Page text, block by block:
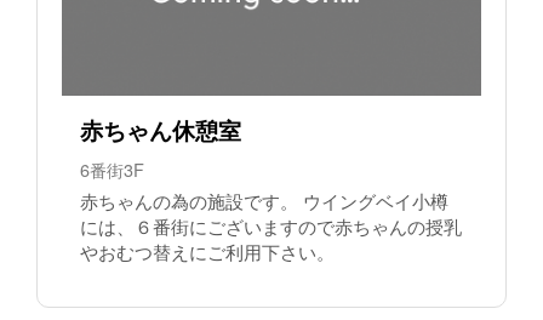
赤ちゃん休憩室
6番街3F
赤ちゃんの為の施設です。 ウイングベイ小樽
には、６番街にございますので赤ちゃんの授乳
やおむつ替えにご利用下さい。